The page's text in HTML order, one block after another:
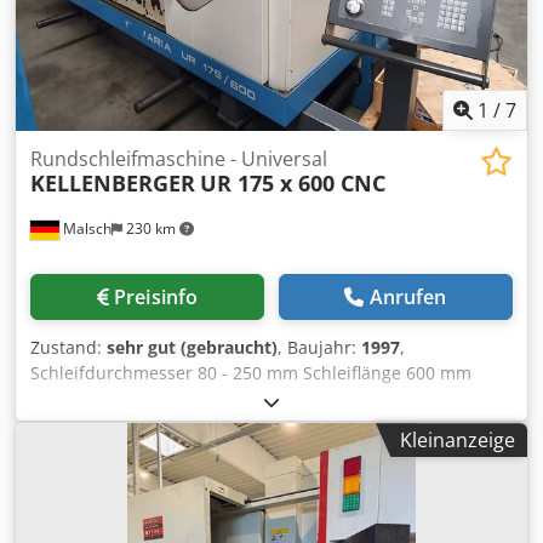
1 /7
Malsch 230 km
Rundschleifmaschine - Universal
KELLENBERGER UR 175 x 600 CNC
Preisinfo Anrufen
Zustand: sehr gut (gebraucht), Baujahr: 1997,
Schleifdurchmesser 80 - 250 mm Schleiflänge 600 mm
Spitzenhöhe 175 mm Längsbewegung 750 mm
Werkstückdrehzahlen 6 - 600 U/min
Schleifspindeldrehzahl 1500 - 3600 U/min Querbewegung -
autom. und von Hand 320 mm Steuerung Kelco 80
Maschinengewicht ca. 4,4 t Raumbedarf ca. 3,1 x 2,1 x 2,0
m Dcedoyb S Rcjpfx Adtsk
Kleinanzeige